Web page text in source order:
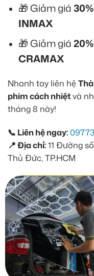
🎁 Giảm giá30%
INMAX
🎁 Giảm giá20%
CRAMAX
Nhanh tay liên hệ
phim cách nhiệtvà
tháng 8 này!
📞 Liên hệ ngay:
📍 Địa chỉ:11 Đường
Thủ Đức, TP.HCM